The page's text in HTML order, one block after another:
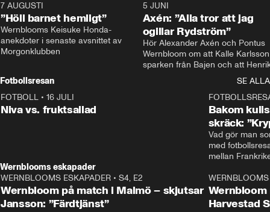
7 AUGUSTI
”Höll barnet hemligt”
Wernblooms Keisuke Honda-
anekdoter i senaste avsnittet av
Morgonklubben
5 JUNI
Axén: ”Alla tror att jag
ogillar Rydström”
Hör Alexander Axén och Pontus
Wernbloom om att Kalle
sparken från Bajen och att
Fotbollsresan
SE ALLA
FOTBOLL • 16 JULI
Niva vs. fruktsallad
Bakom
skräck:
Vad gör man
med
Wernblooms eskapader
WERNBLOOMS ESKAPADER • S4, E2
Wernbloom på match i Malmö – skjutsar
Jansson: ”Färdtjänst”
Harvestad